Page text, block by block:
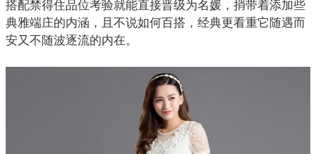
搭配禁得住品位考验就能直接晋级为名媛，捎带着添加些
典雅端庄的内涵，且不说如何百搭，经典更看重它随遇而
安又不随波逐流的内在。